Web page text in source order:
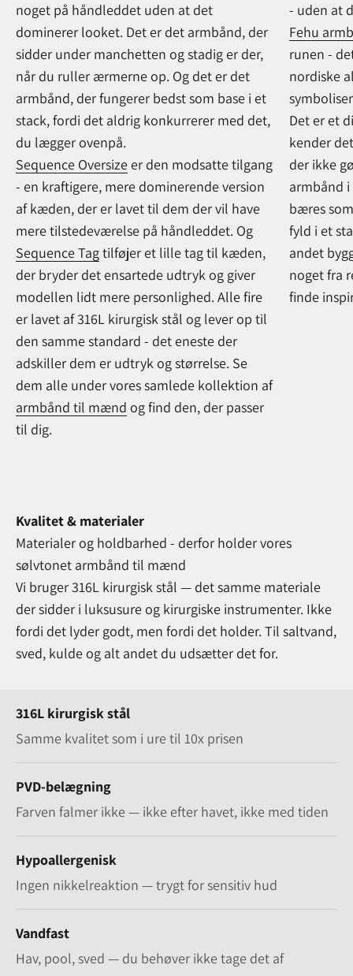
noget på håndleddet uden at det
dominerer looket. Det er det armbånd, der
sidder under manchetten og stadig er der,
når du ruller ærmerne op. Og det er det
armbånd, der fungerer bedst som base i et
stack, fordi det aldrig konkurrerer med det,
du lægger ovenpå.
Sequence Oversizeer den modsatte tilgang
- en kraftigere, mere dominerende version
af kæden, der er lavet til dem der vil have
mere tilstedeværelse på håndleddet. Og
Sequence Tagtilføjer et lille tag til kæden,
der bryder det ensartede udtryk og giver
modellen lidt mere personlighed. Alle fire
er lavet af 316L kirurgisk stål og lever op til
den samme standard - det eneste der
adskiller dem er udtryk og størrelse. Se
dem alle under vores samlede kollektion af
armbånd til mænd og find den, der passer
til dig.
- uden at
Fehu
runen -
nordiske
Det er et
kender
der ikke
armbånd
bæres
fyld i et
andet
noget fra
finde
Kvalitet & materialer
Materialer og holdbarhed - derfor holder vores
sølvtonet armbånd til mænd
Vi bruger 316L kirurgisk stål — det samme materiale
der sidder i luksusure og kirurgiske instrumenter. Ikke
fordi det lyder godt, men fordi det holder. Til saltvand,
sved, kulde og alt andet du udsætter det for.
316L kirurgisk stål
Samme kvalitet som i ure til 10x prisen
PVD-belægning
Farven falmer ikke — ikke efter havet, ikke med tiden
Hypoallergenisk
Ingen nikkelreaktion — trygt for sensitiv hud
Vandfast
Hav, pool, sved — du behøver ikke tage det af